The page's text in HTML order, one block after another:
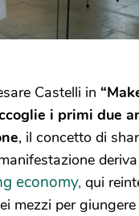
Castelli in
i primi due
, il concetto di
economy, qui
mezzi per